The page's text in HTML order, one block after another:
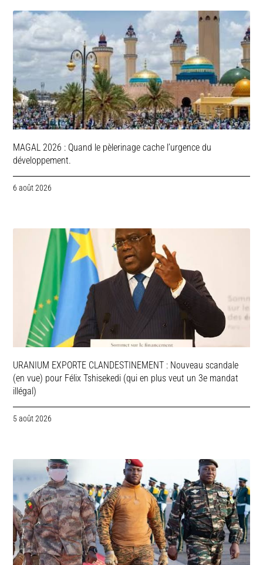
MAGAL 2026 : Quand le pèlerinage cache l’urgence du
développement.
6 août 2026
URANIUM EXPORTE CLANDESTINEMENT : Nouveau scandale
(en vue) pour Félix Tshisekedi (qui en plus veut un 3e mandat
illégal)
5 août 2026